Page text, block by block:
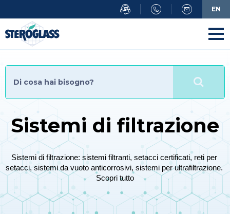
al
contenuto
principale
Sistemi di filtrazione
Sistemi di filtrazione: sistemi filtranti, setacci certificati, reti per
setacci, sistemi da vuoto anticorrosivi, sistemi per ultrafiltrazione.
Scopri tutto
EN